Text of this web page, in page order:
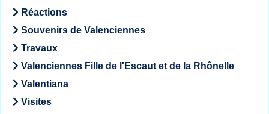
Réactions
Souvenirs de Valenciennes
Travaux
Valenciennes Fille de l'Escaut et de la Rhônelle
Valentiana
Visites